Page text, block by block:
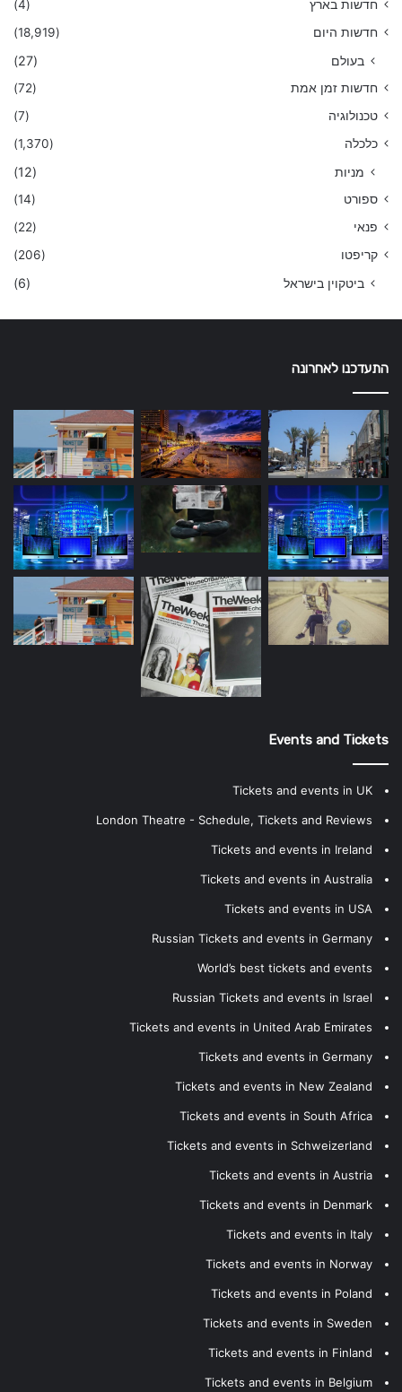
חדשות בארץ
(4)
חדשות היום
(18,919)
בעולם (27)
חדשות זמן אמת
(72)
טכנולוגיה
(7)
כלכלה
(1,370)
מניות (12)
ספורט
(14)
פנאי
(22)
קריפטו
(206)
ביטקוין בישראל (6)
התעדכנו לאחרונה
Events and Tickets
Tickets and events in UK
London Theatre - Schedule, Tickets and Reviews
Tickets and events in Ireland
Tickets and events in Australia
Tickets and events in USA
Russian Tickets and events in Germany
World’s best tickets and events
Russian Tickets and events in Israel
Tickets and events in United Arab Emirates
Tickets and events in Germany
Tickets and events in New Zealand
Tickets and events in South Africa
Tickets and events in Schweizerland
Tickets and events in Austria
Tickets and events in Denmark
Tickets and events in Italy
Tickets and events in Norway
Tickets and events in Poland
Tickets and events in Sweden
Tickets and events in Finland
Tickets and events in Belgium